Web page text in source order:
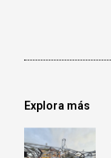
Explora más